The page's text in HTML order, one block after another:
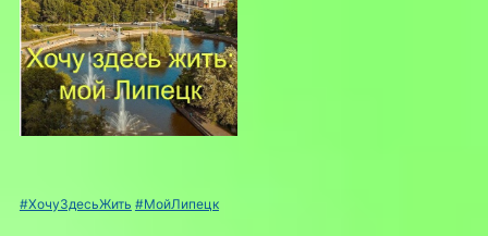
#ХочуЗдесьЖить #МойЛипецк